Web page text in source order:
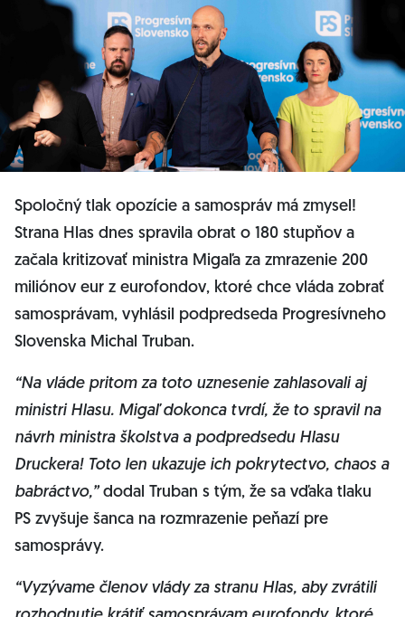
Spoločný tlak opozície a samospráv má zmysel!
Strana Hlas dnes spravila obrat o 180 stupňov a
začala kritizovať ministra Migaľa za zmrazenie 200
miliónov eur z eurofondov, ktoré chce vláda zobrať
samosprávam, vyhlásil podpredseda Progresívneho
Slovenska Michal Truban.
“Na vláde pritom za toto uznesenie zahlasovali aj
ministri Hlasu. Migaľ dokonca tvrdí, že to spravil na
návrh ministra školstva a podpredsedu Hlasu
Druckera! Toto len ukazuje ich pokrytectvo, chaos a
babráctvo,”dodal Truban s tým, že sa vďaka tlaku
PS zvyšuje šanca na rozmrazenie peňazí pre
samosprávy.
“Vyzývame členov vlády za stranu Hlas, aby zvrátili